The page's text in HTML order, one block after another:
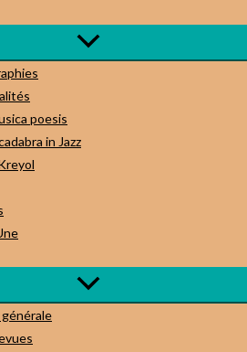
poesis
in Jazz